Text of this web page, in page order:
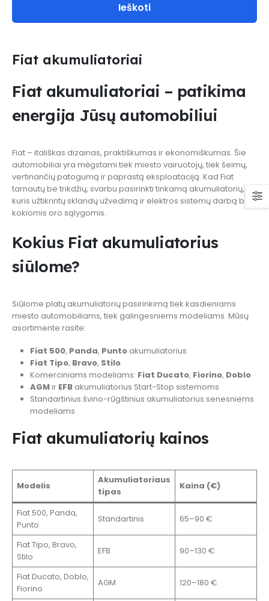
Ieškoti
Fiat akumuliatoriai
Fiat akumuliatoriai – patikima
energija Jūsų automobiliui
Fiat – itališkas dizainas, praktiškumas ir ekonomiškumas. Šie
automobiliai yra mėgstami tiek miesto vairuotojų, tiek šeimų,
vertinančių patogumą ir paprastą eksploataciją. Kad Fiat
tarnautų be trikdžių, svarbu pasirinkti tinkamą akumuliatorių,
kuris užtikrintų sklandų užvedimą ir elektros sistemų darbą bet
kokiomis oro sąlygomis.
Kokius Fiat akumuliatorius
siūlome?
Siūlome platų akumuliatorių pasirinkimą tiek kasdieniams
miesto automobiliams, tiek galingesniems modeliams. Mūsų
asortimente rasite:
Fiat 500, Panda, Puntoakumuliatorius
Fiat Tipo, Bravo, Stilo
Komerciniams modeliams: Fiat Ducato, Fiorino, Doblo
AGMir EFBakumuliatorius Start-Stop sistemoms
Standartinius švino-rūgštinius akumuliatorius senesniems
modeliams
Fiat akumuliatorių kainos
Modelis
Akumuliatoriaus
tipas
Kaina (€)
Fiat 500, Panda,
Punto
Standartinis 65–90 €
Fiat Tipo, Bravo,
Stilo
EFB 90–130 €
Fiat Ducato, Doblo,
Fiorino
AGM 120–180 €